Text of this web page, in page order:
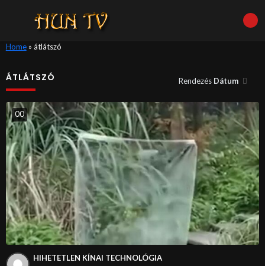
Home» átlátszó
ÁTLÁTSZÓ Rendezés Dátum
00
HIHETETLEN KÍNAI TECHNOLÓGIA